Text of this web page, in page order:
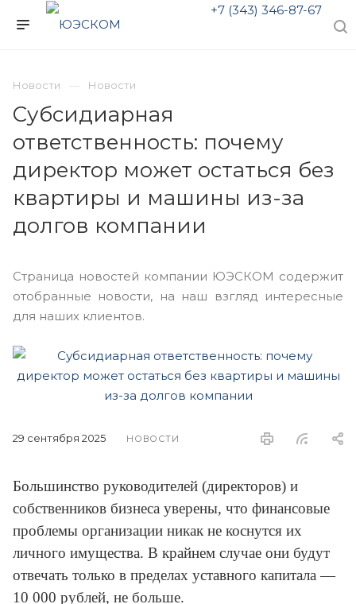
+7 (343) 346-87-67
Новости Новости
Субсидиарная
ответственность: почему
директор может остаться без
квартиры и машины из-за
долгов компании
Страница новостей компании ЮЭСКОМ содержит
отобранные новости, на наш взгляд интересные
для наших клиентов.
29 сентября 2025 НОВОСТИ
Большинство руководителей (директоров) и
собственников бизнеса уверены, что финансовые
проблемы организации никак не коснутся их
личного имущества. В крайнем случае они будут
отвечать только в пределах уставного капитала —
10 000 рублей, не больше.